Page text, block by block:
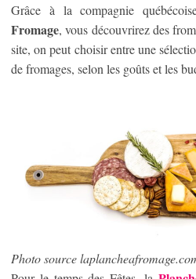
Grâce à la compagnie
Fromage, vous découvrirez des
site, on peut choisir entre une
de fromages, selon les goûts et les
Photo source